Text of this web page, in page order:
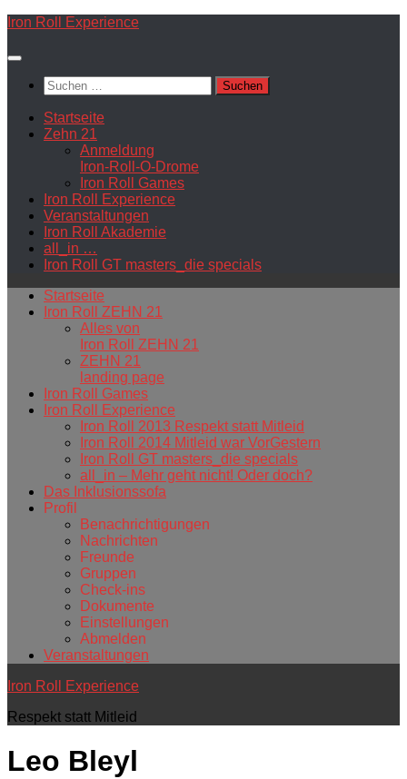
Zum
springen
Iron Roll Experience
Suchen
nach:
Startseite
Zehn 21
Anmeldung
Iron-Roll-O-Drome
Iron Roll Games
Iron Roll Experience
Veranstaltungen
Iron Roll Akademie
all_in …
Iron Roll GT masters_die specials
Startseite
Iron Roll ZEHN 21
Alles von
Iron Roll ZEHN 21
ZEHN 21
landing page
Iron Roll Games
Iron Roll Experience
Iron Roll 2013 Respekt statt Mitleid
Iron Roll 2014 Mitleid war VorGestern
Iron Roll GT masters_die specials
all_in – Mehr geht nicht! Oder doch?
Das Inklusionssofa
Profil
Benachrichtigungen
Nachrichten
Freunde
Gruppen
Check-ins
Dokumente
Einstellungen
Abmelden
Veranstaltungen
Iron Roll Experience
Respekt statt Mitleid
Leo Bleyl